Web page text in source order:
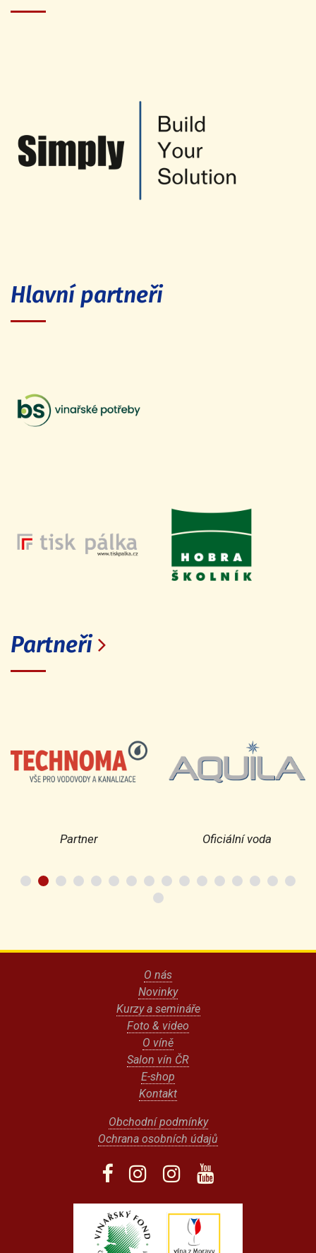
Hlavní partneři
Partneři
Partner Oficiální voda
O nás
Novinky
Kurzy a semináře
Foto & video
O víně
Salon vín ČR
E-shop
Kontakt
Obchodní podmínky
Ochrana osobních údajů